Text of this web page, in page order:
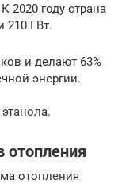
2020 году страна
210 ГВт.
и делают 63%
энергии.
отопления
отопления